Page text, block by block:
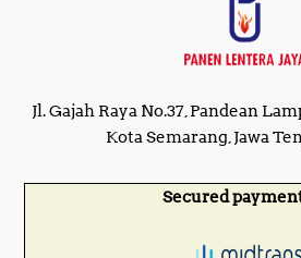
Jl. Gajah Raya No.37, Pandean
Kota Semarang, Jawa
Secured